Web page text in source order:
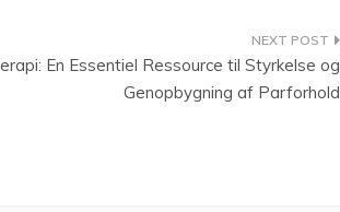
En Essentiel Ressource til Styrkelse og
Genopbygning af Parforhold